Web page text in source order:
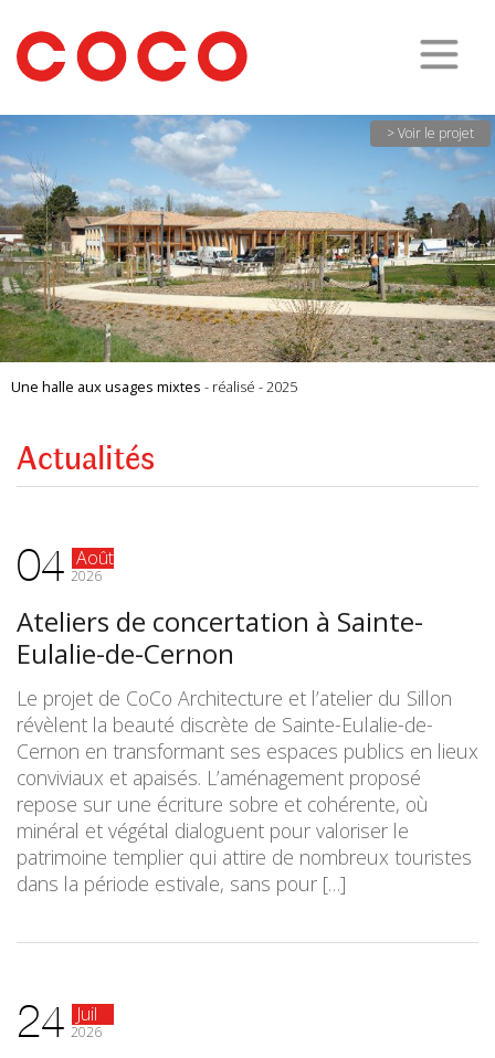
CoCo
Architecture
architecture,
urbanisme,
etc.
Une halle aux usages mixtes - réalisé - 2025
> Voir le projet
Actualités
04 Août
2026
Ateliers de concertation à Sainte-
Eulalie-de-Cernon
Le projet de CoCo Architecture et l’atelier du Sillon
révèlent la beauté discrète de Sainte-Eulalie-de-
Cernon en transformant ses espaces publics en lieux
conviviaux et apaisés. L’aménagement proposé
repose sur une écriture sobre et cohérente, où
minéral et végétal dialoguent pour valoriser le
patrimoine templier qui attire de nombreux touristes
dans la période estivale, sans pour […]
24 Juil
2026